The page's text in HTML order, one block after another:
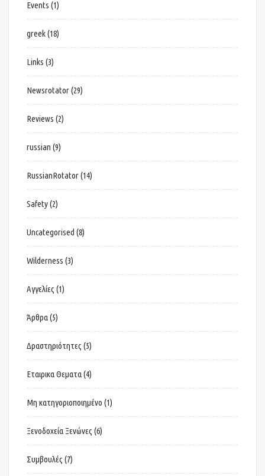
Events (1)
greek(18)
Links (3)
Newsrotator(29)
Reviews (2)
russian (9)
RussianRotator(14)
Safety(2)
Uncategorised (8)
Wilderness (3)
Αγγελίες (1)
Άρθρα(5)
Δραστηριότητες (5)
Εταιρικα Θεματα(4)
Μη κατηγοριοποιημένο (1)
Ξενοδοχεία Ξενώνες (6)
Συμβουλές (7)